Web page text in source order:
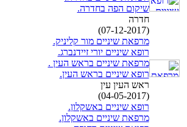
שיקום הפה בחדרה.
חדרה
(07-12-2017)
מרפאת שיניים מור קליניק.
רופא שיניים יורי זיידנברג.
מרפאת שיניים בראש העין .
רופא שיניים בראש העין.
ראש העין עין
(04-05-2017)
רופא שיניים באשקלון.
מרפאת שיניים באשקלון.